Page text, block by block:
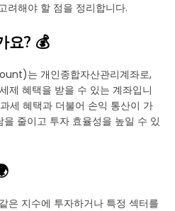
려해야 할 점을 정리합니다.
요? 💰
는 개인종합자산관리계좌로,
제 혜택을 받을 수 있는 계좌입니
세 혜택과 더불어 손익 통산이 가
줄이고 투자 효율성을 높일 수 있
은 지수에 투자하거나 특정 섹터를